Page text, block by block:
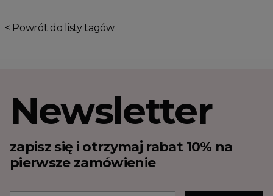
< Powrót do listy tagów
Newsletter
zapisz się i otrzymaj rabat 10% na
pierwsze zamówienie